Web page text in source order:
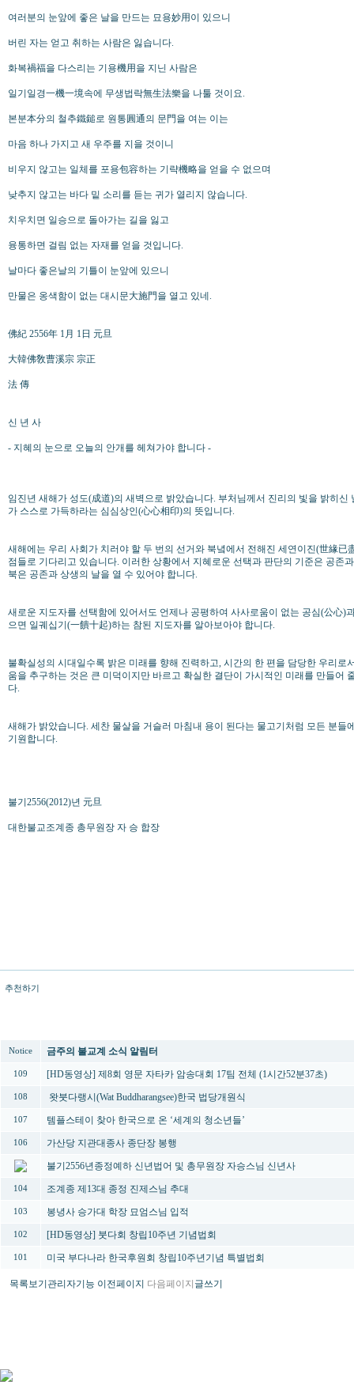
여러분의 눈앞에 좋은 날을 만드는 묘용妙用이 있으니
버린 자는 얻고 취하는 사람은 잃습니다.
화복禍福을 다스리는 기용機用을 지닌 사람은
일기일경一機一境속에 무생법락無生法樂을 나툴 것이요.
본분本分의 철추鐵鎚로 원통圓通의 문門을 여는 이는
마음 하나 가지고 새 우주를 지을 것이니
비우지 않고는 일체를 포용包容하는 기략機略을 얻을 수 없으며
낮추지 않고는 바다 밑 소리를 듣는 귀가 열리지 않습니다.
치우치면 일승으로 돌아가는 길을 잃고
융통하면 걸림 없는 자재를 얻을 것입니다.
날마다 좋은날의 기틀이 눈앞에 있으니
만물은 옹색함이 없는 대시문大施門을 열고 있네.
佛紀 2556年 1月 1日 元旦
大韓佛敎曹溪宗 宗正
法 傳
신 년 사
- 지혜의 눈으로 오늘의 안개를 헤쳐가야 합니다 -
임진년 새해가 성도(成道)의 새벽으로 밝았습니다. 부처님께서 진리의 빛을 밝히
가 스스로 가득하라는 심심상인(心心相印)의 뜻입니다.
새해에는 우리 사회가 치러야 할 두 번의 선거와 북녘에서 전해진 세연이진(世緣
점들로 기다리고 있습니다. 이러한 상황에서 지혜로운 선택과 판단의 기준은 공존
북은 공존과 상생의 날을 열 수 있어야 합니다.
새로운 지도자를 선택함에 있어서도 언제나 공평하여 사사로움이 없는 공심(公心)
으면 일궤십기(一饋十起)하는 참된 지도자를 알아보아야 합니다.
불확실성의 시대일수록 밝은 미래를 향해 진력하고, 시간의 한 편을 담당한 우리
움을 추구하는 것은 큰 미덕이지만 바르고 확실한 결단이 가시적인 미래를 만들어
다.
새해가 밝았습니다. 세찬 물살을 거슬러 마침내 용이 된다는 물고기처럼 모든 분
기원합니다.
불기2556(2012)년 元旦
대한불교조계종 총무원장 자 승 합장
추천하기
Notice 금주의 불교계 소식 알림터
109 [HD동영상] 제8회 영문 자타카 암송대회 17팀 전체 (1시간52분37초)
108 왓붓다랭시(Wat Buddharangsee)한국 법당개원식
107 템플스테이 찾아 한국으로 온 ‘세계의 청소년들’
106 가산당 지관대종사 종단장 봉행
불기2556년종정예하 신년법어 및 총무원장 자승스님 신년사
104 조계종 제13대 종정 진제스님 추대
103 봉녕사 승가대 학장 묘엄스님 입적
102 [HD동영상] 붓다회 창립10주년 기념법회
101 미국 부다나라 한국후원회 창립10주년기념 특별법회
목록보기 관리자기능 이전페이지 다음페이지 글쓰기